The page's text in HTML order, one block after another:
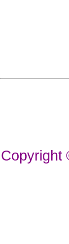
Copyright